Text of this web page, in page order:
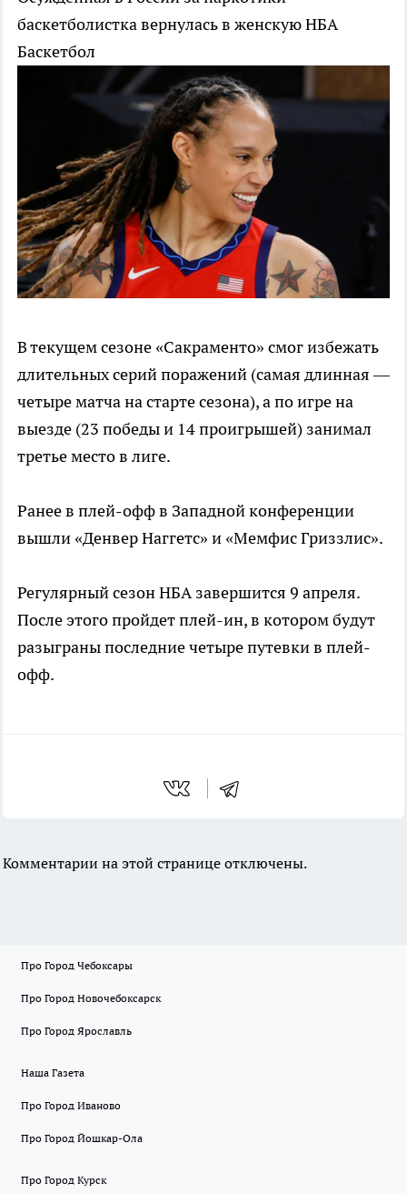
баскетболистка вернулась в женскую НБА
Баскетбол
В текущем сезоне «Сакраменто» смог избежать
длительных серий поражений (самая длинная —
четыре матча на старте сезона), а по игре на
выезде (23 победы и 14 проигрышей) занимал
третье место в лиге.
Ранее в плей-офф в Западной конференции
вышли «Денвер Наггетс» и «Мемфис Гриззлис».
Регулярный сезон НБА завершится 9 апреля.
После этого пройдет плей-ин, в котором будут
разыграны последние четыре путевки в плей-
офф.
Комментарии на этой странице отключены.
Про Город Чебоксары
Про Город Новочебоксарск
Про Город Ярославль
Наша Газета
Про Город Иваново
Про Город Йошкар-Ола
Про Город Курск